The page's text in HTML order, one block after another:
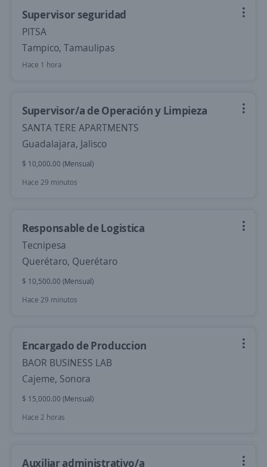
Supervisor seguridad
PITSA
Tampico, Tamaulipas
Hace 1 hora
Supervisor/a de Operación y Limpieza
SANTA TERE APARTMENTS
Guadalajara, Jalisco
$ 10,000.00 (Mensual)
Hace 29 minutos
Responsable de Logistica
Tecnipesa
Querétaro, Querétaro
$ 10,500.00 (Mensual)
Hace 29 minutos
Encargado de Produccion
BAOR BUSINESS LAB
Cajeme, Sonora
$ 15,000.00 (Mensual)
Hace 2 horas
Auxiliar administrativo/a